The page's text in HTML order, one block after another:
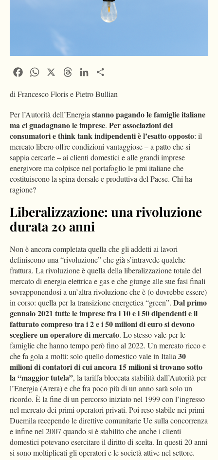
FacebookWhatsApp ThreadsLinkedIn
di Francesco Floris e Pietro Bullian
Per l’Autorità dell’Energia stanno pagando le famiglie italiane
ma ci guadagnano le imprese. Per associazioni dei
consumatori e think tank indipendenti è l’esatto opposto: il
mercato libero offre condizioni vantaggiose – a patto che si
sappia cercarle – ai clienti domestici e alle grandi imprese
energivore ma colpisce nel portafoglio le pmi italiane che
costituiscono la spina dorsale e produttiva del Paese. Chi ha
ragione?
Liberalizzazione: una rivoluzione
durata 20 anni
Non è ancora completata quella che gli addetti ai lavori
definiscono una “rivoluzione” che già s’intravede qualche
frattura. La rivoluzione è quella della liberalizzazione totale del
mercato di energia elettrica e gas e che giunge alle sue fasi finali
sovrapponendosi a un’altra rivoluzione che è (o dovrebbe essere)
in corso: quella per la transizione energetica “green”. Dal primo
gennaio 2021 tutte le imprese fra i 10 e i 50 dipendenti e il
fatturato compreso tra i 2 e i 50 milioni di euro si devono
scegliere un operatore di mercato. Lo stesso vale per le
famiglie che hanno tempo però fino al 2022. Un mercato ricco e
che fa gola a molti: solo quello domestico vale in Italia 30
milioni di contatori di cui ancora 15 milioni si trovano sotto
la “maggior tutela”, la tariffa bloccata stabilità dall’Autorità per
l’Energia (Arera) e che fra poco più di un anno sarà solo un
ricordo. È la fine di un percorso iniziato nel 1999 con l’ingresso
nel mercato dei primi operatori privati. Poi reso stabile nei primi
Duemila recependo le direttive comunitarie Ue sulla concorrenza
e infine nel 2007 quando si è stabilito che anche i clienti
domestici potevano esercitare il diritto di scelta. In questi 20 anni
si sono moltiplicati gli operatori e le società attive nel settore.